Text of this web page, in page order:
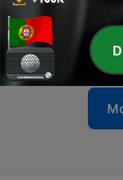
224 - Nuno Melo -
CDS-PP
07 jun. 2026